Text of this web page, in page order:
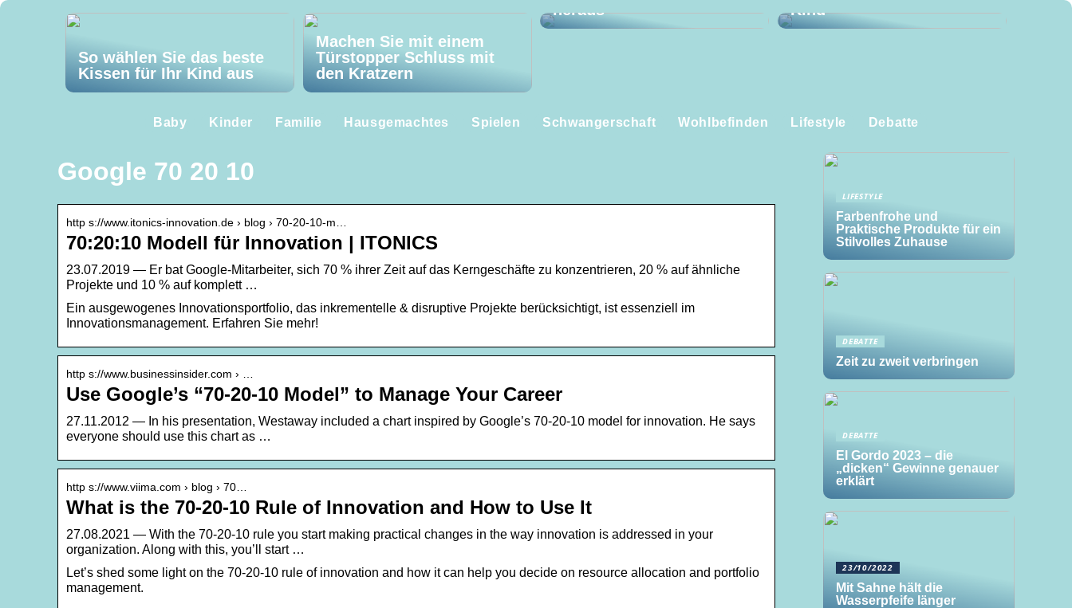
So wählen Sie das beste
Kissen für Ihr Kind aus
Machen Sie mit einem
Türstopper Schluss mit
den Kratzern
heraus
Kind
Baby Kinder Familie Hausgemachtes Spielen Schwangerschaft Wohlbefinden Lifestyle Debatte
Google 70 20 10
http s://www.itonics-innovation.de › blog › 70-20-10-m…
70:20:10 Modell für Innovation | ITONICS
23.07.2019 — Er bat Google-Mitarbeiter, sich 70 % ihrer Zeit auf das Kerngeschäfte zu konzentrieren, 20 % auf ähnliche
Projekte und 10 % auf komplett …
Ein ausgewogenes Innovationsportfolio, das inkrementelle & disruptive Projekte berücksichtigt, ist essenziell im
Innovationsmanagement. Erfahren Sie mehr!
http s://www.businessinsider.com › …
Use Google’s “70-20-10 Model” to Manage Your Career
27.11.2012 — In his presentation, Westaway included a chart inspired by Google’s 70-20-10 model for innovation. He says
everyone should use this chart as …
http s://www.viima.com › blog › 70…
What is the 70-20-10 Rule of Innovation and How to Use It
27.08.2021 — With the 70-20-10 rule you start making practical changes in the way innovation is addressed in your
organization. Along with this, you’ll start …
Let’s shed some light on the 70-20-10 rule of innovation and how it can help you decide on resource allocation and portfolio
management.
LIFESTYLE
Farbenfrohe und
Praktische Produkte für ein
Stilvolles Zuhause
DEBATTE
Zeit zu zweit verbringen
DEBATTE
El Gordo 2023 – die
„dicken“ Gewinne genauer
erklärt
23/10/2022
Mit Sahne hält die
Wasserpfeife länger